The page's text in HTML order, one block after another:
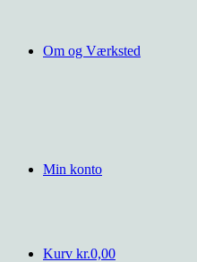
Om og Værksted
Min konto
Kurv kr.0,00